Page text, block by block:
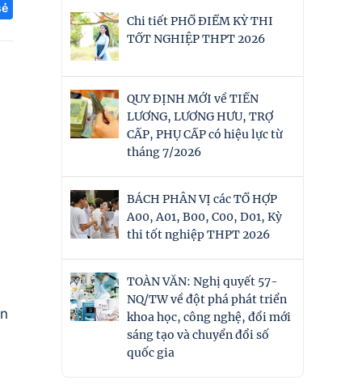
Chi tiết PHỔ ĐIỂM KỲ THI
TỐT NGHIỆP THPT 2026
QUY ĐỊNH MỚI về TIỀN
LƯƠNG, LƯƠNG HƯU, TRỢ
CẤP, PHỤ CẤP có hiệu lực từ
tháng 7/2026
BÁCH PHÂN VỊ các TỔ HỢP
A00, A01, B00, C00, D01, Kỳ
thi tốt nghiệp THPT 2026
TOÀN VĂN: Nghị quyết 57-
NQ/TW về đột phá phát triển
khoa học, công nghệ, đổi mới
sáng tạo và chuyển đổi số
quốc gia